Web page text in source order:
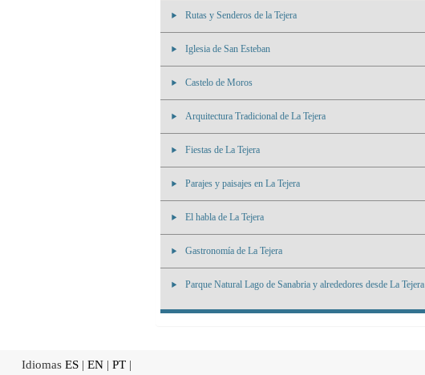
Rutas y Senderos de la Tejera
Iglesia de San Esteban
Castelo de Moros
Arquitectura Tradicional de La Tejera
Fiestas de La Tejera
Parajes y paisajes en La Tejera
El habla de La Tejera
Gastronomía de La Tejera
Parque Natural Lago de Sanabria y alrededores desde La Tejera
Idiomas ES | EN | PT |